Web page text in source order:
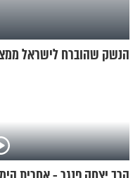
הנשק שהוברח לישראל